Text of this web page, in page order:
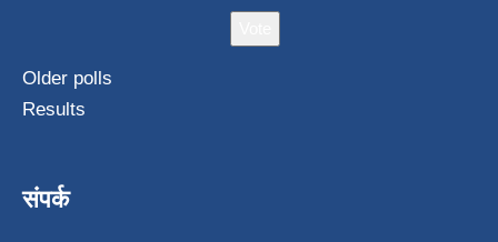
Older polls
Results
संपर्क